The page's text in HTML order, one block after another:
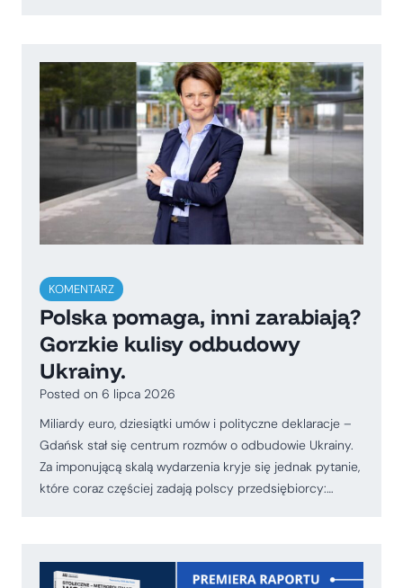
KOMENTARZ
Polska pomaga, inni zarabiają?
Gorzkie kulisy odbudowy
Ukrainy.
Posted on 6 lipca 2026
Miliardy euro, dziesiątki umów i polityczne deklaracje –
Gdańsk stał się centrum rozmów o odbudowie Ukrainy.
Za imponującą skalą wydarzenia kryje się jednak pytanie,
które coraz częściej zadają polscy przedsiębiorcy:…